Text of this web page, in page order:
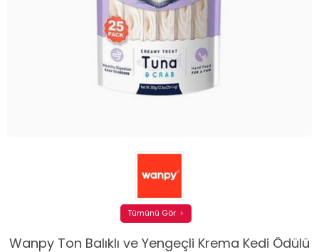
Wanpy Ton Balıklı ve Yengeçli Krema Kedi Ödülü
Tümünü Gör